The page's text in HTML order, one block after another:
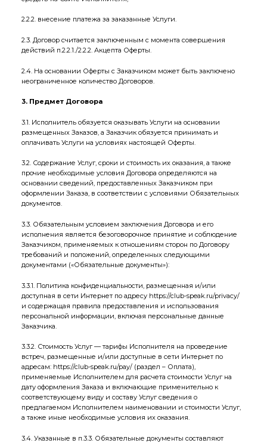
2.2.2. внесение платежа за заказанные Услуги.
2.3. Договор считается заключенным с момента совершения
действий п.2.2.1./2.2.2. Акцепта Оферты.
2.4. На основании Оферты с Заказчиком может быть заключено
неограниченное количество Договоров.
3. Предмет Договора
3.1. Исполнитель обязуется оказывать Услуги на основании
размещенных Заказов, а Заказчик обязуется принимать и
оплачивать Услуги на условиях настоящей Оферты.
3.2. Содержание Услуг, сроки и стоимость их оказания, а также
прочие необходимые условия Договора определяются на
основании сведений, предоставленных Заказчиком при
оформлении Заказа, в соответствии с условиями Обязательных
документов.
3.3. Обязательным условием заключения Договора и его
исполнения является безоговорочное принятие и соблюдение
Заказчиком, применяемых к отношениям сторон по Договору
требований и положений, определенных следующими
документами («Обязательные документы»):
3.3.1. Политика конфиденциальности, размещенная и/или
доступная в сети Интернет по адресу https://club-speak.ru/privacy/
и содержащая правила предоставления и использования
персональной информации, включая персональные данные
Заказчика.
3.3.2. Стоимость Услуг — тарифы Исполнителя на проведение
встреч, размещенные и/или доступные в сети Интернет по
адресам: https://club-speak.ru/pay/(раздел – Оплата),
применяемые Исполнителем для расчета стоимости Услуг на
дату оформления Заказа и включающие применительно к
соответствующему виду и составу Услуг сведения о
предлагаемом Исполнителем наименовании и стоимости Услуг,
а также иные необходимые условия их оказания.
3.4. Указанные в п.3.3. Обязательные документы составляют